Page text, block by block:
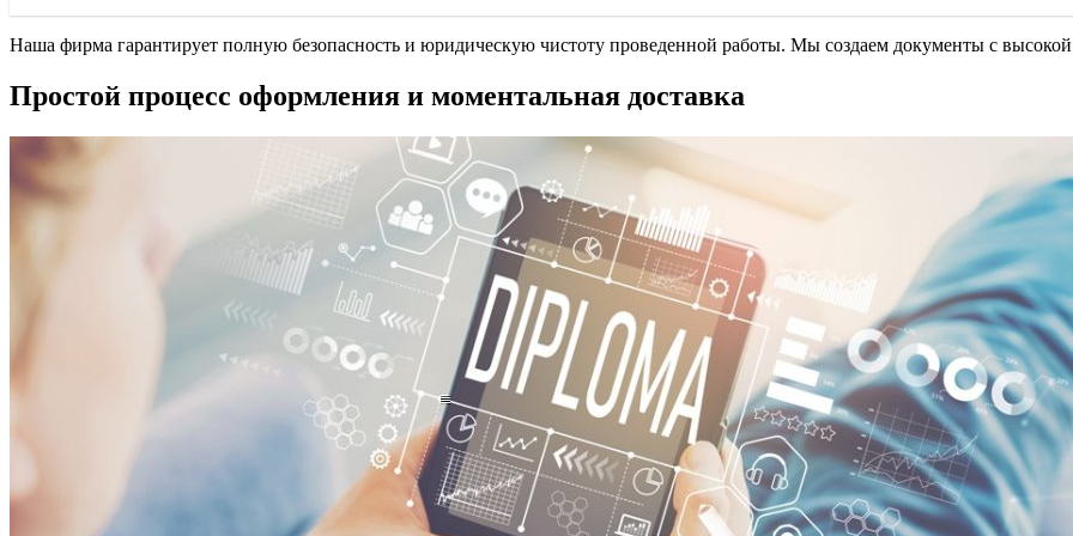
Наша фирма гарантирует полную безопасность и юридическую чистоту проведенной работы. Мы создаем документы с
Простой процесс оформления и моментальная доставка